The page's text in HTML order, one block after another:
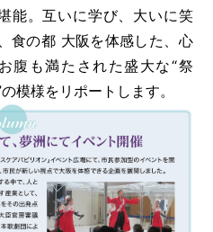
能。互いに学び、大いに笑
食の都 大阪を体感した、心
腹も満たされた盛大な“祭
の模様をリポートします。